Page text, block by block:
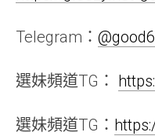
Telegram：
選妹頻道TG：
選妹頻道TG：